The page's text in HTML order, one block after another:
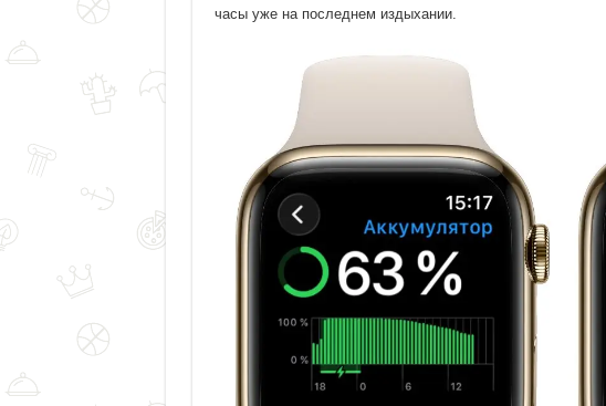
часы уже на последнем издыхании.